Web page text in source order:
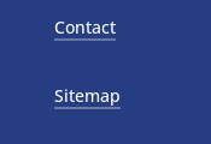
Contact
Sitemap